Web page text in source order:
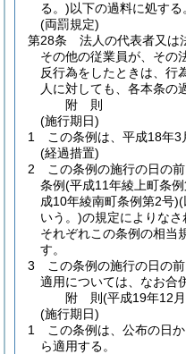
る。)以下の過料に処する
(両罰規定)
第28条
法人の代表者又は
その他の従業員が、その
反行為をしたときは、行
人に対しても、各本条の
附 則
(施行期日)
1
この条例は、平成18年3
(経過措置)
2
この条例の施行の日の
条例(平成11年綾上町条
成10年綾南町条例第2号)(
いう。)の規定によりなさ
それぞれこの条例の相当
す。
3
この条例の施行の日の
適用については、なお合
附 則(平成19年12
(施行期日)
1
この条例は、公布の日
ら適用する。